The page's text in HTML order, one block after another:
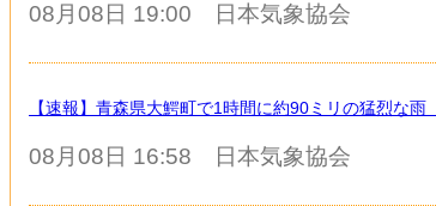
08月08日 19:00 日本気象協会
【速報】青森県大鰐町で1時間に約90ミリの猛烈な
08月08日 16:58 日本気象協会